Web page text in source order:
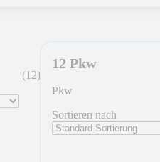
(12)
12 Pkw
Pkw
Sortieren nach